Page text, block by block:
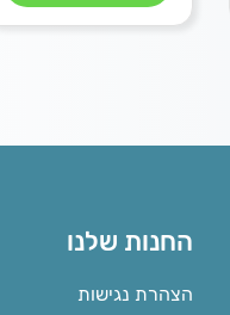
החנות שלנו
הצהרת נגישות